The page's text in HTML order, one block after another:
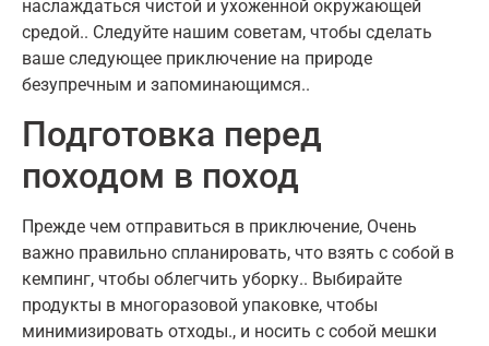
наслаждаться чистой и ухоженной окружающей
средой.. Следуйте нашим советам, чтобы сделать
ваше следующее приключение на природе
безупречным и запоминающимся..
Подготовка перед
походом в поход
Прежде чем отправиться в приключение, Очень
важно правильно спланировать, что взять с собой в
кемпинг, чтобы облегчить уборку.. Выбирайте
продукты в многоразовой упаковке, чтобы
минимизировать отходы., и носить с собой мешки